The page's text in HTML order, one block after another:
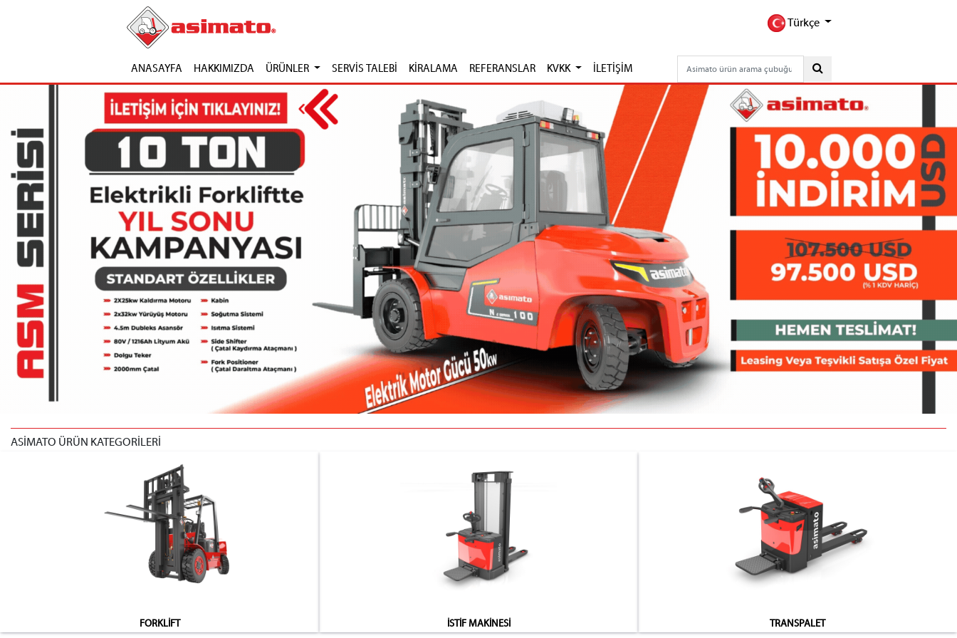
Türkçe
ANASAYFA HAKKIMIZDA ÜRÜNLER SERVİS TALEBİ KİRALAMA REFERANSLAR KVKK İLETİŞİM
ASİMATO ÜRÜN KATEGORİLERİ
FORKLİFT İSTİF MAKİNESİ TRANSPALET